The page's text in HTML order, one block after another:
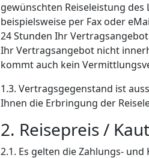
gewünschten Reiseleistung
beispielsweise per Fax oder
24 Stunden Ihr
Ihr Vertragsangebot nicht
kommt auch kein
1.3. Vertragsgegenstand ist
Ihnen die Erbringung der
2. Reisepreis /
2.1. Es gelten die Zahlungs-